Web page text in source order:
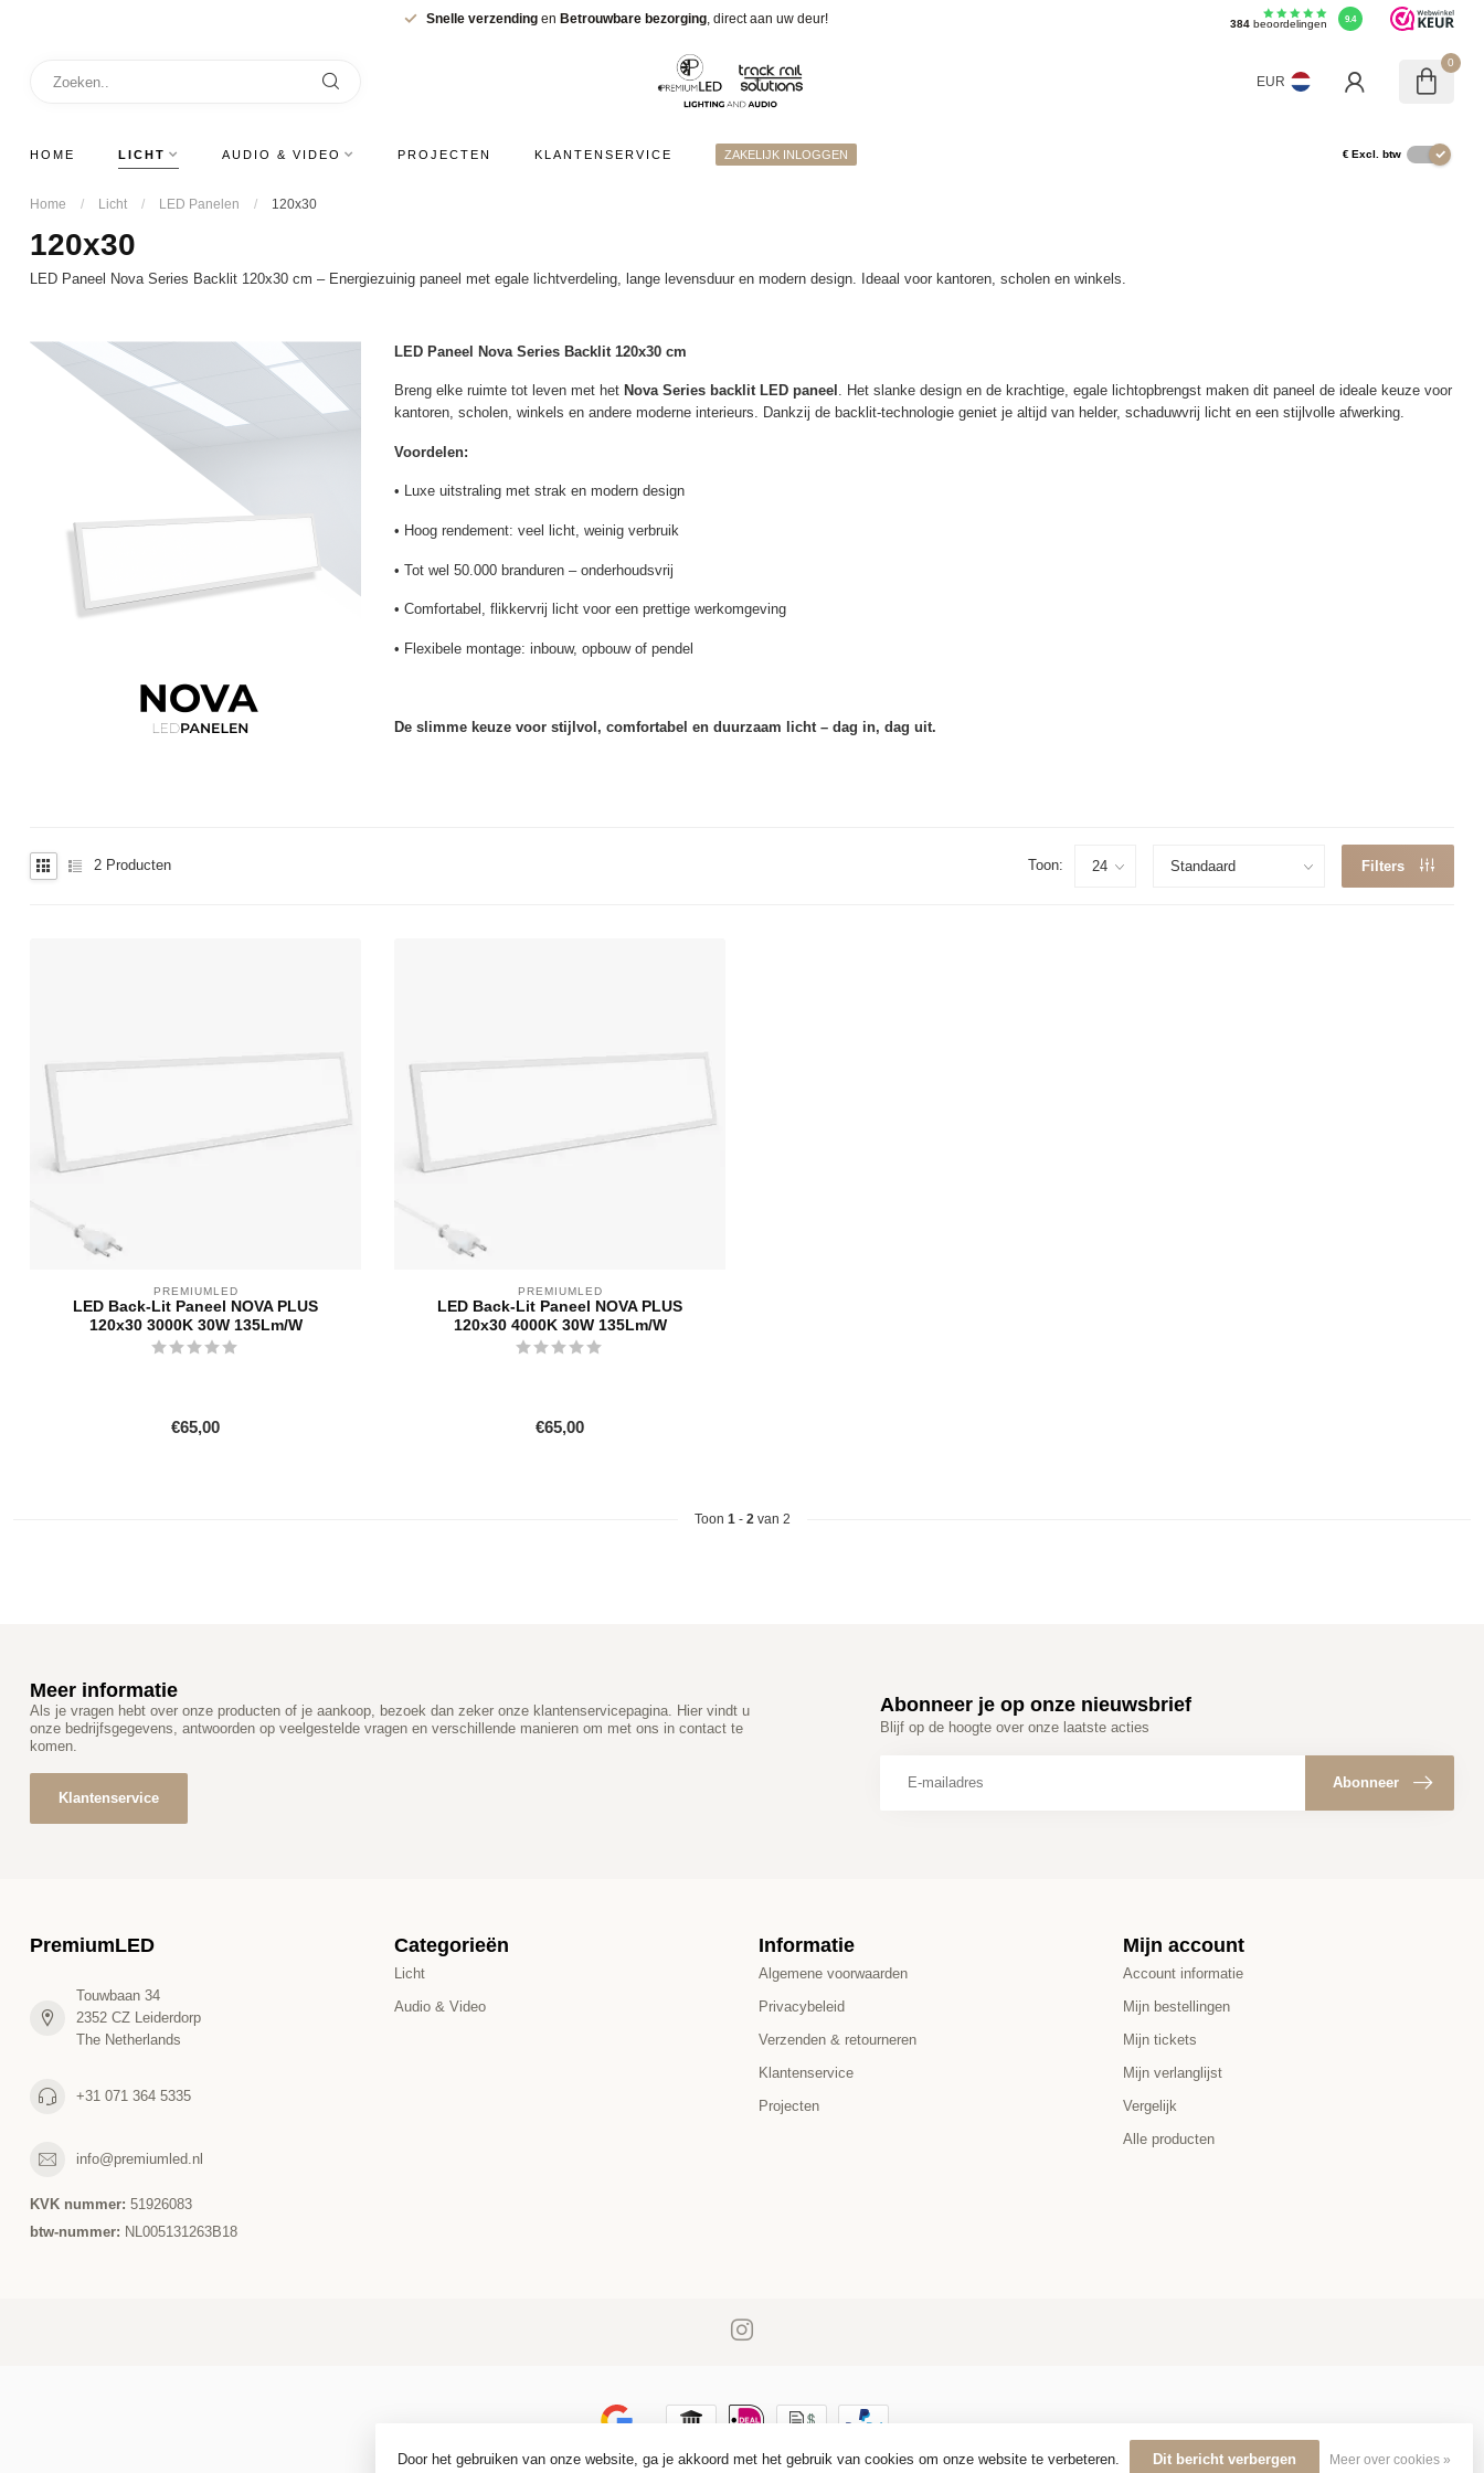
Snelle verzending en Betrouwbare bezorging , direct aan uw deur! 384beoordelingen 9.4
EUR
0
HOME LICHT AUDIO & VIDEO PROJECTEN KLANTENSERVICE ZAKELIJK INLOGGEN €Excl. btw
Home / Licht / LED Panelen / 120x30
120x30
LED Paneel Nova Series Backlit 120x30 cm – Energiezuinig paneel met egale lichtverdeling, lange levensduur en modern design. Ideaal voor kantoren, scholen en winkels.
LED Paneel Nova Series Backlit 120x30 cm
Breng elke ruimte tot leven met het Nova Series backlit LED paneel . Het slanke design en de krachtige, egale lichtopbrengst maken dit paneel de ideale keuze voor
kantoren, scholen, winkels en andere moderne interieurs. Dankzij de backlit-technologie geniet je altijd van helder, schaduwvrij licht en een stijlvolle afwerking.
Voordelen:
• Luxe uitstraling met strak en modern design
• Hoog rendement: veel licht, weinig verbruik
• Tot wel 50.000 branduren – onderhoudsvrij
• Comfortabel, flikkervrij licht voor een prettige werkomgeving
• Flexibele montage: inbouw, opbouw of pendel
De slimme keuze voor stijlvol, comfortabel en duurzaam licht – dag in, dag uit.
2 Producten Toon: Filters
PREMIUMLED
LED Back-Lit Paneel NOVA PLUS
120x30 3000K 30W 135Lm/W
€65,00
PREMIUMLED
LED Back-Lit Paneel NOVA PLUS
120x30 4000K 30W 135Lm/W
€65,00
Toon 1- 2van 2
Meer informatie
Als je vragen hebt over onze producten of je aankoop, bezoek dan zeker onze klantenservicepagina. Hier vindt u
onze bedrijfsgegevens, antwoorden op veelgestelde vragen en verschillende manieren om met ons in contact te
komen.
Klantenservice
Abonneer je op onze nieuwsbrief
Blijf op de hoogte over onze laatste acties
Abonneer
PremiumLED
Touwbaan 34
2352 CZ Leiderdorp
The Netherlands
+31 071 364 5335
info@premiumled.nl
KVK nummer: 51926083
btw-nummer: NL005131263B18
Categorieën
Licht
Audio & Video
Informatie
Algemene voorwaarden
Privacybeleid
Verzenden & retourneren
Klantenservice
Projecten
Mijn account
Account informatie
Mijn bestellingen
Mijn tickets
Mijn verlanglijst
Vergelijk
Alle producten
© Copyright 2026 PremiumLED
Door het gebruiken van onze website, ga je akkoord met het gebruik van cookies om onze website te verbeteren. Dit bericht verbergen Meer over cookies »